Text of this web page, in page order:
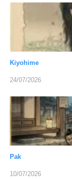
Kiyohime
24/07/2026
Pak
10/07/2026